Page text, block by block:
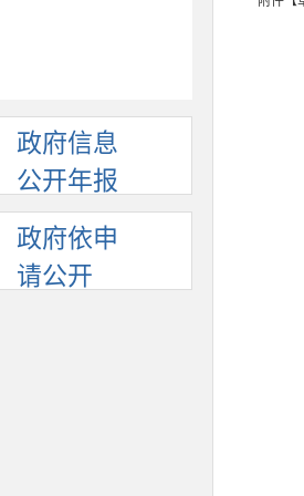
政府信息
公开年报
政府依申
请公开